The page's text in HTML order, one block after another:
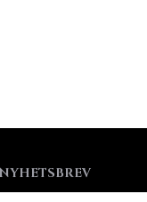
NYHETSBREV